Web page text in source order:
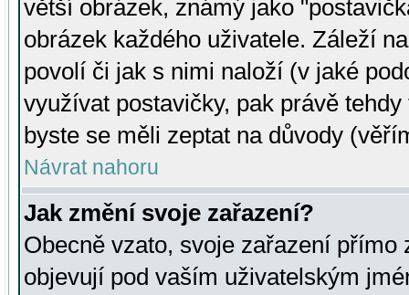
větší obrázek, známý jako
obrázek každého uživatele. Záleží
povolí či jak s nimi naloží (v jaké
využívat postavičky, pak právě
byste se měli zeptat na důvody
Návrat nahoru
Jak změní svoje zařazení?
Obecně vzato, svoje zařazení přímo
objevují pod vaším uživatelským